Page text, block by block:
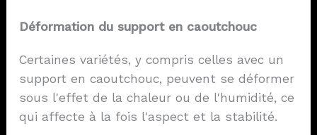
Déformation du support en caoutchouc
Certaines variétés, y compris celles avec un
support en caoutchouc, peuvent se déformer
sous l'effet de la chaleur ou de l'humidité, ce
qui affecte à la fois l'aspect et la stabilité.